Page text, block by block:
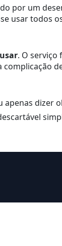
por um
usar todos
. O serviço
dizer